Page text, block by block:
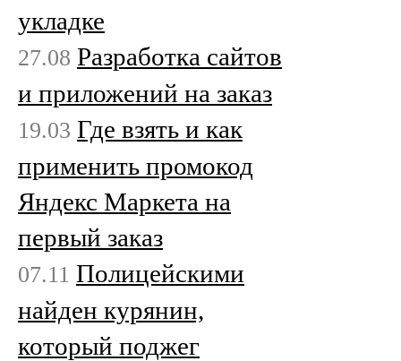
укладке
27.08 Разработка сайтов
и приложений на заказ
19.03 Где взять и как
применить промокод
Яндекс Маркета на
первый заказ
07.11 Полицейскими
найден курянин,
который поджег